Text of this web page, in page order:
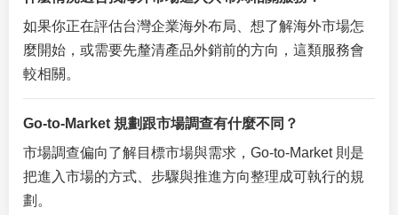
如果你正在評估台灣企業海外布局、想了解海外市場怎
麼開始，或需要先釐清產品外銷前的方向，這類服務會
較相關。
Go-to-Market 規劃跟市場調查有什麼不同？
市場調查偏向了解目標市場與需求，Go-to-Market 則是
把進入市場的方式、步驟與推進方向整理成可執行的規
劃。